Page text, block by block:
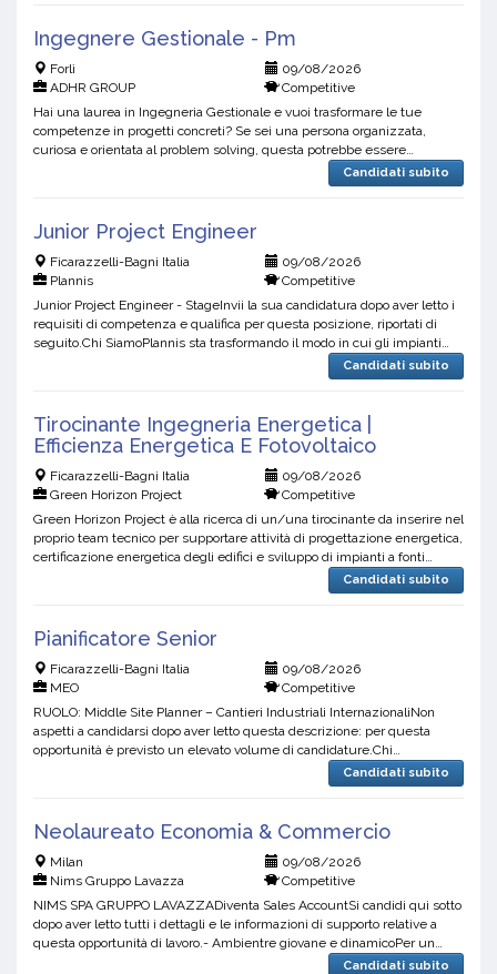
Ingegnere Gestionale - Pm
Forlì
09/08/2026
ADHR GROUP
Competitive
Hai una laurea in Ingegneria Gestionale e vuoi trasformare le tue
competenze in progetti concreti? Se sei una persona organizzata,
curiosa e orientata al problem solving, questa potrebbe essere
l'opportunità giusta per te.Possiede le qualifiche e le...Candidati subito
Junior Project Engineer
Ficarazzelli-Bagni Italia
09/08/2026
Plannis
Competitive
Junior Project Engineer - StageInvii la sua candidatura dopo aver letto i
requisiti di competenza e qualifica per questa posizione, riportati di
seguito.Chi SiamoPlannis sta trasformando il modo in cui gli impianti
Candidati subito
Tirocinante Ingegneria Energetica |
Efficienza Energetica E Fotovoltaico
Ficarazzelli-Bagni Italia
09/08/2026
Green Horizon Project
Competitive
Green Horizon Project è alla ricerca di un/una tirocinante da inserire nel
proprio team tecnico per supportare attività di progettazione energetica,
certificazione energetica degli edifici e sviluppo di impianti a fonti
Candidati subito
Pianificatore Senior
Ficarazzelli-Bagni Italia
09/08/2026
MEO
Competitive
RUOLO: Middle Site Planner – Cantieri Industriali InternazionaliNon
aspetti a candidarsi dopo aver letto questa descrizione: per questa
opportunità è previsto un elevato volume di candidature.Chi
siamoMeogroup è una società di consulenza e supp...Candidati subito
Neolaureato Economia & Commercio
Milan
09/08/2026
Nims Gruppo Lavazza
Competitive
NIMS SPA GRUPPO LAVAZZADiventa Sales AccountSi candidi qui sotto
dopo aver letto tutti i dettagli e le informazioni di supporto relative a
questa opportunità di lavoro.- Ambientre giovane e dinamicoPer un
Candidati subito